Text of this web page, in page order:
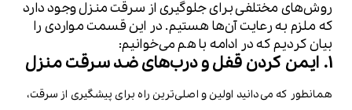
روش‌های مختلفی برای جلوگیری از سرقت منزل وجود دارد
که ملزم به رعایت آن‌ها هستیم. در این قسمت مواردی را
بیان کردیم که در ادامه با هم می‌خوانیم:
1. ایمن کردن قفل و درب‌های ضد سرقت منزل
همانطور که می‌دانید اولین و اصلی‌ترین راه برای پیشگیری از سرقت،